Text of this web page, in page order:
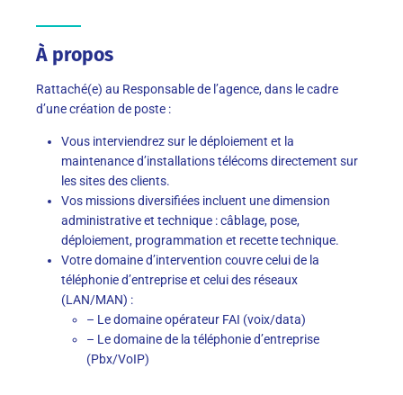
À propos
Rattaché(e) au Responsable de l’agence, dans le cadre
d’une création de poste :
Vous interviendrez sur le déploiement et la
maintenance d’installations télécoms directement sur
les sites des clients.
Vos missions diversifiées incluent une dimension
administrative et technique : câblage, pose,
déploiement, programmation et recette technique.
Votre domaine d’intervention couvre celui de la
téléphonie d’entreprise et celui des réseaux
(LAN/MAN) :
– Le domaine opérateur FAI (voix/data)
– Le domaine de la téléphonie d’entreprise
(Pbx/VoIP)